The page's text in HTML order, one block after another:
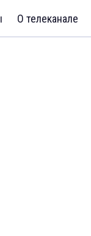
О телеканале